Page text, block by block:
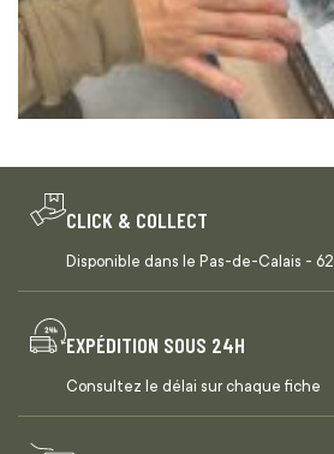
CLICK & COLLECT
Disponible dans le Pas-de-Calais - 62
EXPÉDITION SOUS 24H
Consultez le délai sur chaque fiche